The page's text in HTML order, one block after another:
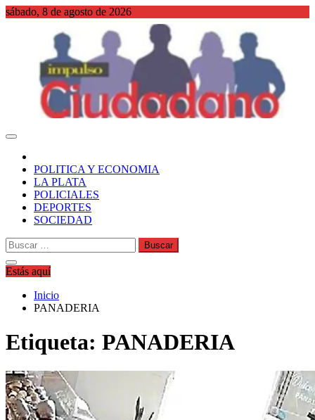
Saltar
sábado, 8 de agosto de 2026
POLITICA Y ECONOMIA
LA PLATA
POLICIALES
DEPORTES
SOCIEDAD
Buscar:
Estás aquí
Inicio
PANADERIA
Etiqueta: PANADERIA